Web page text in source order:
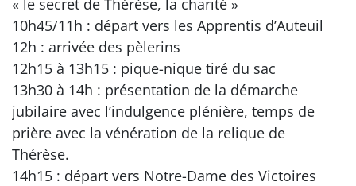
« le secret de Thérèse, la charité »
10h45/11h : départ vers les Apprentis d’Auteuil
12h : arrivée des pèlerins
12h15 à 13h15 : pique-nique tiré du sac
13h30 à 14h : présentation de la démarche
jubilaire avec l’indulgence plénière, temps de
prière avec la vénération de la relique de
Thérèse.
14h15 : départ vers Notre-Dame des Victoires